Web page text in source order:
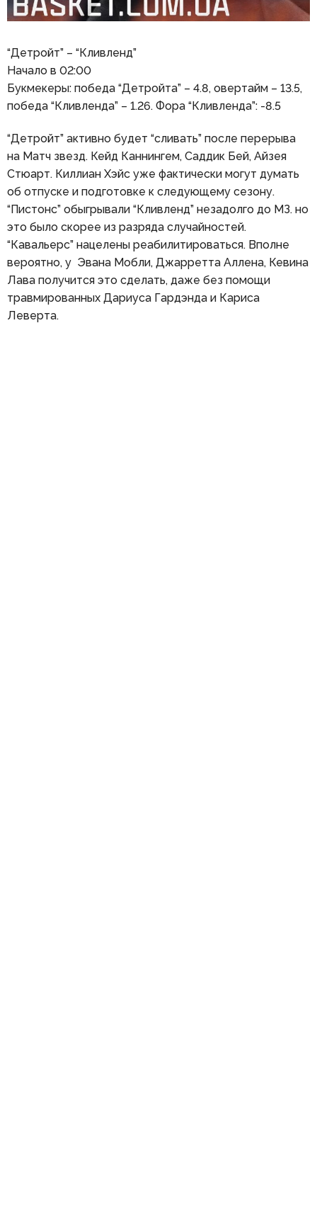
“Детройт” – “Кливленд”
Начало в 02:00
Букмекеры: победа “Детройта” – 4.8, овертайм – 13.5,
победа “Кливленда” – 1.26. Фора “Кливленда”: -8.5
“Детройт” активно будет “сливать” после перерыва
на Матч звезд. Кейд Каннингем, Саддик Бей, Айзея
Стюарт. Киллиан Хэйс уже фактически могут думать
об отпуске и подготовке к следующему сезону.
“Пистонс” обыгрывали “Кливленд” незадолго до МЗ. но
это было скорее из разряда случайностей.
“Кавальерс” нацелены реабилитироваться. Вполне
вероятно, у Эвана Мобли, Джарретта Аллена, Кевина
Лава получится это сделать, даже без помощи
травмированных Дариуса Гардэнда и Кариса
Леверта.